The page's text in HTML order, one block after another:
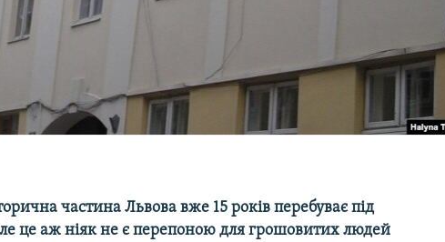
частина Львова вже 15 років перебуває під
це аж ніяк не є перепоною для грошовитих людей